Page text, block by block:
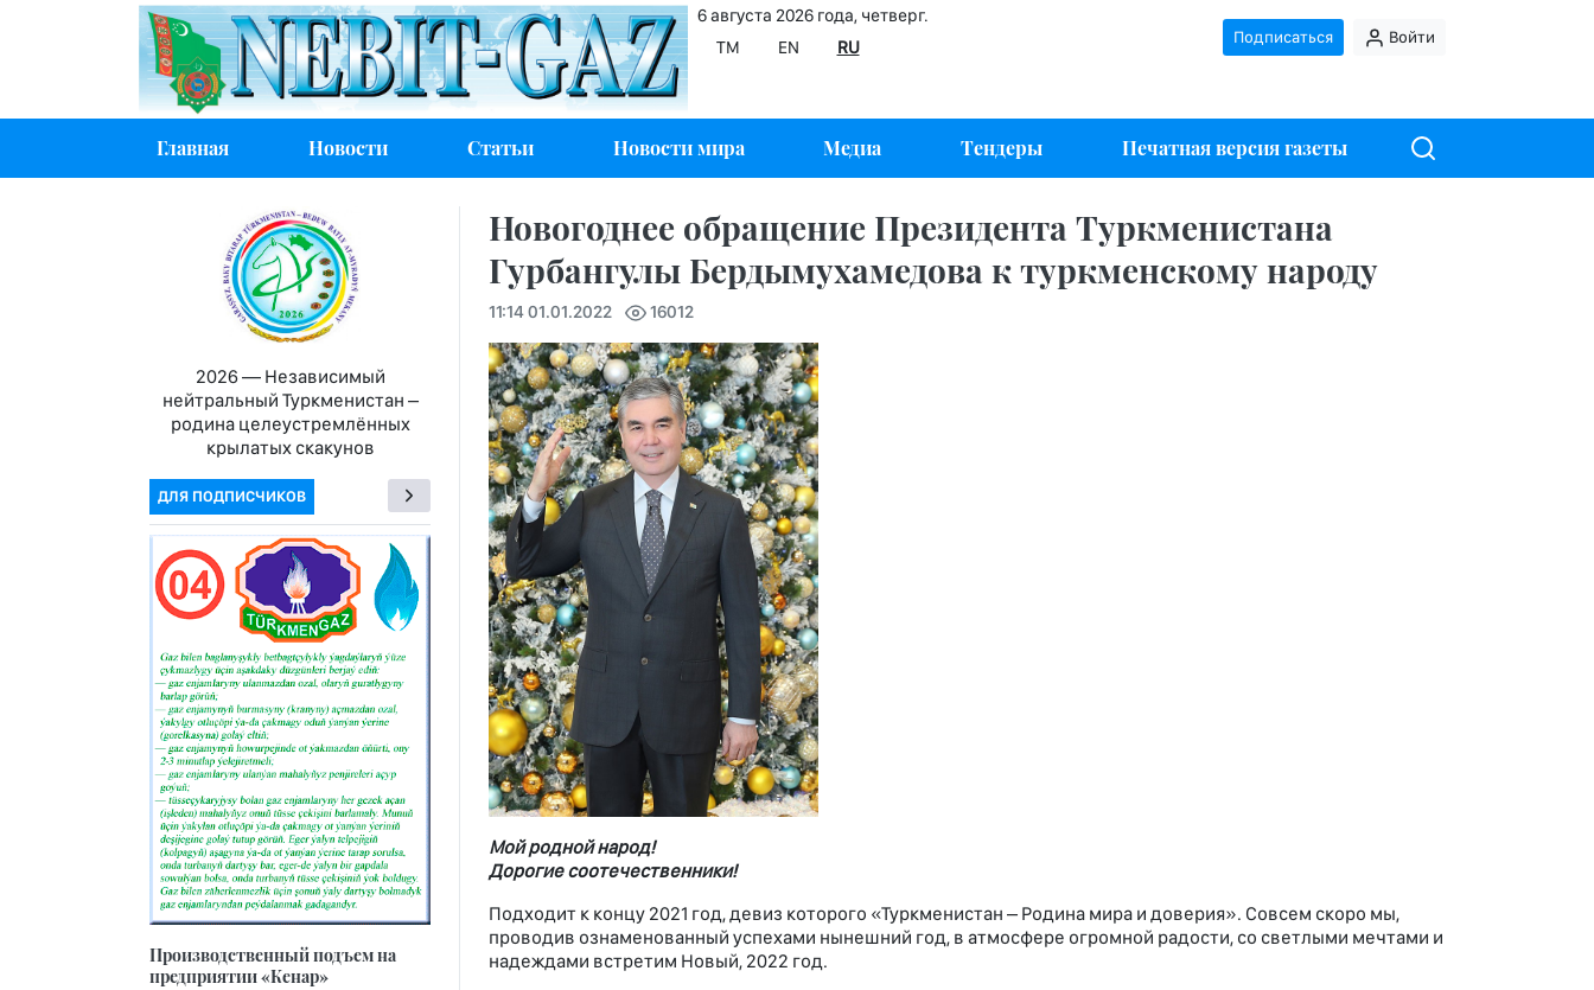
6 августа 2026 года, четверг.
TM
EN RU
Подписаться Войти
Главная Новости Статьи Новости мира Медиа Тендеры Печатная версия газеты
Новогоднее обращение Президента Туркменистана
Гурбангулы Бердымухамедова к туркменскому народу
11:14 01.01.2022 16012
Мой родной народ!
Дорогие соотечественники!
Подходит к концу 2021 год, девиз которого «Туркменистан – Родина мира и доверия». Совсем скоро мы,
проводив ознаменованный успехами нынешний год, в атмосфере огромной радости, со светлыми мечтами и
надеждами встретим Новый, 2022 год.
2026 — Независимый
нейтральный Туркменистан –
родина целеустремлённых
крылатых скакунов
ДЛЯ ПОДПИСЧИКОВ
Производственный подъем на
предприятии «Кенар»